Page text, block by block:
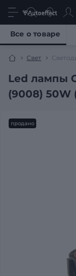
Свет
Led лампы
(9008) 50W
Все о товаре
продано